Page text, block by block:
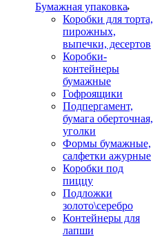
Бумажная упаковка
Коробки для торта,
пирожных,
выпечки, десертов
Коробки-
контейнеры
бумажные
Гофроящики
Подпергамент,
бумага оберточная,
уголки
Формы бумажные,
салфетки ажурные
Коробки под
пиццу
Подложки
золото\серебро
Контейнеры для
лапши